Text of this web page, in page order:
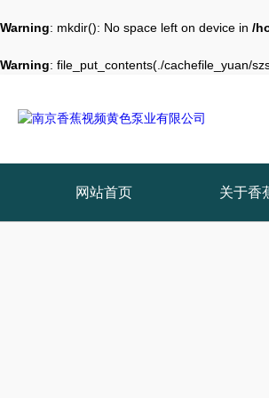
Warning: mkdir(): No space left on device in /
Warning: file_put_contents(./cachefile_yuan/
网站首页 关于香